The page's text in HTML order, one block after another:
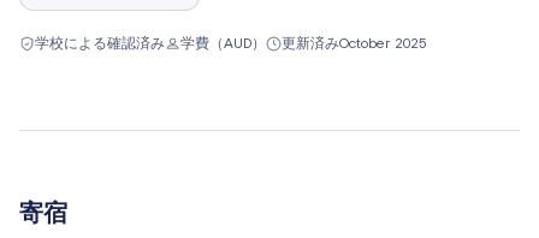
学校による確認済み 学費（AUD） 更新済みOctober 2025
寄宿